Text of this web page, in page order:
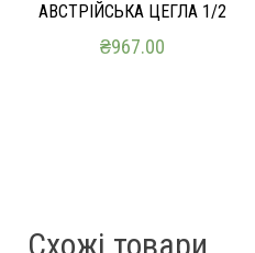
АВСТРІЙСЬКА ЦЕГЛА 1/2
₴967.00
Схожі товари